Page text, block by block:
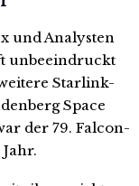
und Analysten
unbeeindruckt
Starlink-
Space
der 79. Falcon-